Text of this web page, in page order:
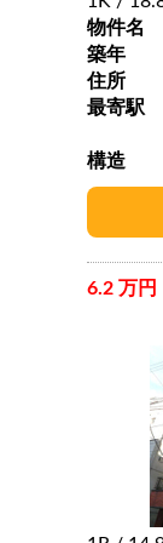
物件名
築年
住所
最寄駅
構造
6.2 万円